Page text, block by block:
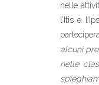
nelle
l’Itis e
alcuni
nelle